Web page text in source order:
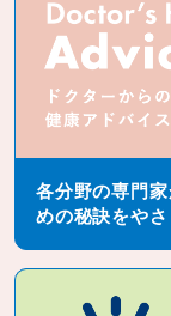
各分野の専門
めの秘訣をやさ